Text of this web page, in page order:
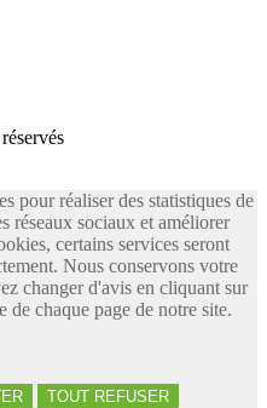
pour réaliser des statistiques de
réseaux sociaux et améliorer
certains services seront
Nous conservons votre
changer d'avis en cliquant sur
de chaque page de notre site.
TOUT REFUSER